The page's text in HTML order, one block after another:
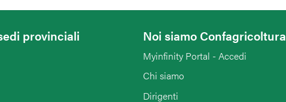
provinciali Noi siamo Confagricoltura
Myinfinity Portal - Accedi
Chi siamo
Dirigenti